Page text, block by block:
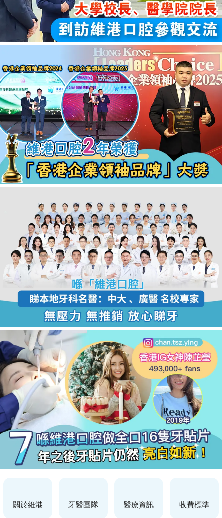
關於維港 牙醫團隊 醫療資訊 收費標準